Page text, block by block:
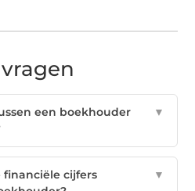
een boekhouder
▼
financiële cijfers
▼